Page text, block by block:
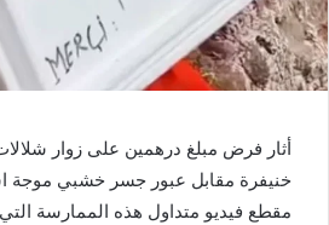
أثار فرض مبلغ درهمين على زوار
خنيفرة مقابل عبور جسر خشبي موجة
مقطع فيديو متداول هذه الممارسة